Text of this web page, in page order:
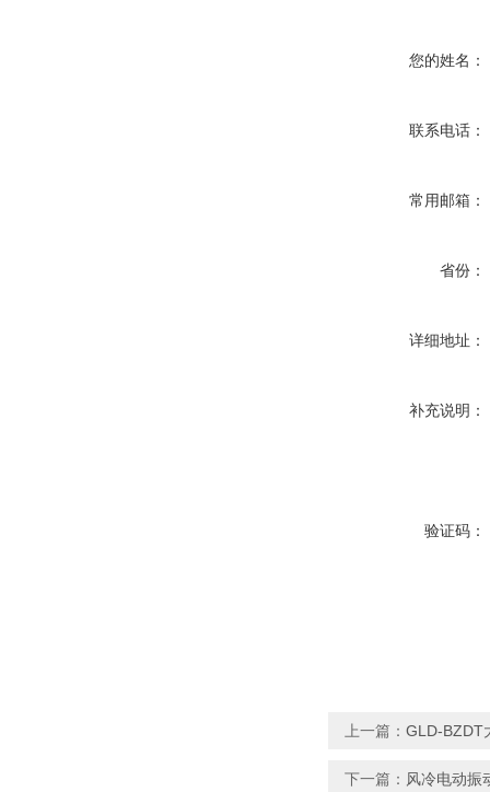
您的姓名：
联系电话：
常用邮箱：
省份：
详细地址：
补充说明：
验证码：
上一篇： GLD-BZDT
下一篇： 风冷电动振